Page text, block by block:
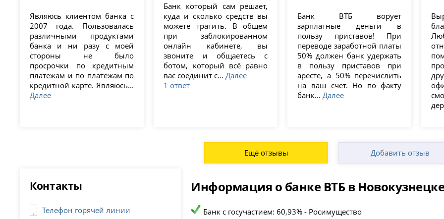
Являюсь клиентом банка с
2007 года. Пользовалась
различными продуктами
банка и ни разу с моей
стороны не было
просрочки по кредитным
платежам и по платежам по
кредитной карте. Являюсь...
Далее
Банк который сам решает,
куда и сколько средств вы
можете тратить. В общем
при заблокированном
онлайн кабинете, вы
звоните и общаетесь с
ботом, который всё равно
вас соединит с...Далее
1 ответ
Банк ВТБ ворует
зарплатные деньги в
пользу приставов! При
переводе заработной платы
50% должен банк удержать
в пользу приставов при
аресте, а 50% перечислить
на ваш счет. Но по факту
банк...Далее
Ещё отзывы Добавить отзыв
Контакты
Телефон горячей линии
Информация о банке ВТБ в
Банк с госучастием: 60,93% - Росимущество